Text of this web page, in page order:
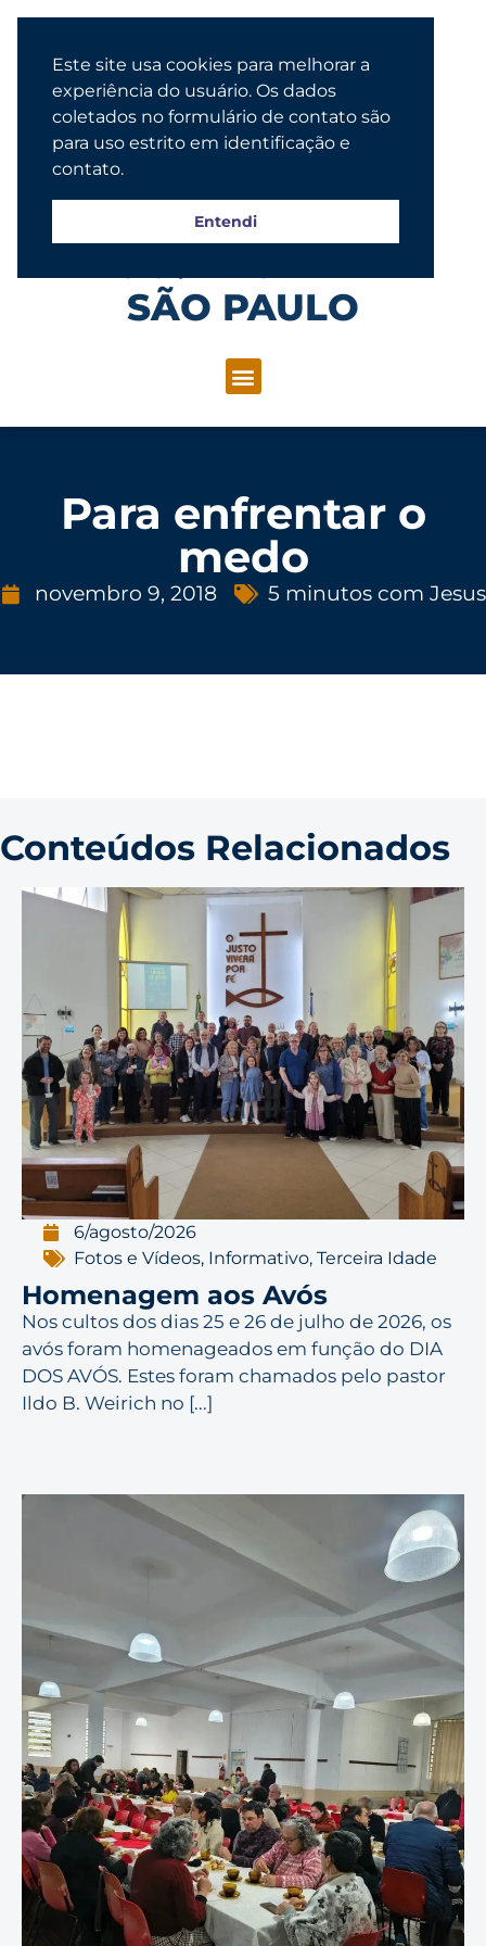
SÃO PAULO
Para enfrentar o
medo
novembro 9, 2018 5 minutos com Jesus
Conteúdos Relacionados
6/agosto/2026
Fotos e Vídeos, Informativo,Terceira Idade
Homenagem aos Avós
Nos cultos dos dias 25 e 26 de julho de 2026, os
avós foram homenageados em função do DIA
DOS AVÓS. Estes foram chamados pelo pastor
Ildo B. Weirich no [...]
Este site usa cookies para melhorar a
experiência do usuário. Os dados
coletados no formulário de contato são
para uso estrito em identificação e
contato.
Entendi